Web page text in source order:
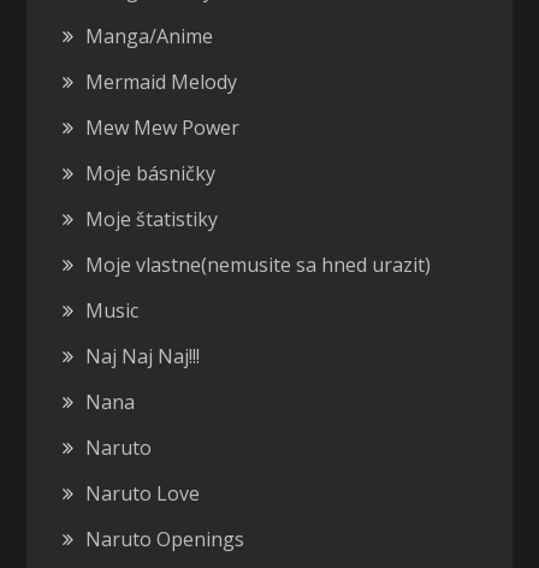
Manga/Anime
Mermaid Melody
Mew Mew Power
Moje básničky
Moje štatistiky
Moje vlastne(nemusite sa hned urazit)
Music
Naj Naj Naj!!!
Nana
Naruto
Naruto Love
Naruto Openings